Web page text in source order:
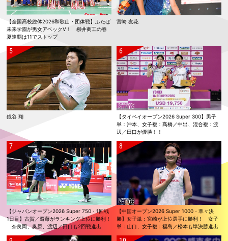
【全国高校総体2026和歌山・団体戦】ふたば
未来学園が男女アベックV！ 柳井商工の春
夏連覇は11でストップ
宮崎 友花
銭谷 翔
【タイペイオープン2026 Super 300】男子
単：沖本、女子複：髙橋／中出、混合複：渡
辺／田口が優勝！！
【ジャパンオープン2026 Super 750・1回戦
1日目】古賀／齋藤がランキング上位に勝利！
奈良岡、奥原、渡辺／田口も2回戦進出
【中国オープン2026 Super 1000・準々決
勝】女子単：宮崎が上位選手に勝利！ 女子
単：山口、女子複：福島／松本も準決勝進出